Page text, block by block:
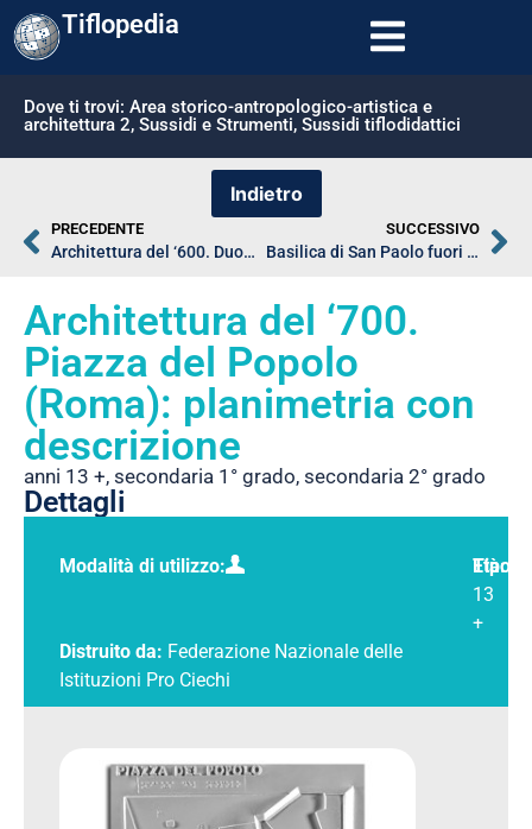
Tiflopedia
Dove ti trovi: Area storico-antropologico-artistica e
architettura 2, Sussidi e Strumenti, Sussidi tiflodidattici
PRECEDENTE
Architettura del ‘600. Duomo di Lecce: planimetria della piazza con descrizione, pianta, prospetto con descrizione
SUCCESSIVO
Basilica di San Paolo fuori le mura (Roma): pianta con descrizione
Architettura del ‘700.
Piazza del Popolo
(Roma): planimetria con
descrizione
anni 13 +, secondaria 1° grado, secondaria 2° grado
Dettagli
Modalità di utilizzo:
Età:
13
+
Distruito da: Federazione Nazionale delle
Istituzioni Pro Ciechi